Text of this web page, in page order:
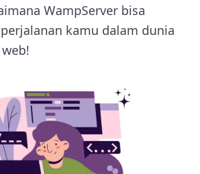
WampServer bisa
kamu dalam dunia